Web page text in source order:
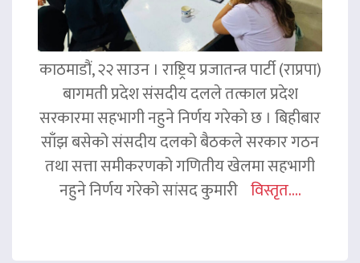
काठमाडौं, २२ साउन । राष्ट्रिय प्रजातन्त्र पार्टी (राप्रपा)
बागमती प्रदेश संसदीय दलले तत्काल प्रदेश
सरकारमा सहभागी नहुने निर्णय गरेको छ । बिहीबार
साँझ बसेको संसदीय दलको बैठकले सरकार गठन
तथा सत्ता समीकरणको गणितीय खेलमा सहभागी
नहुने निर्णय गरेको सांसद कुमारी विस्तृत....